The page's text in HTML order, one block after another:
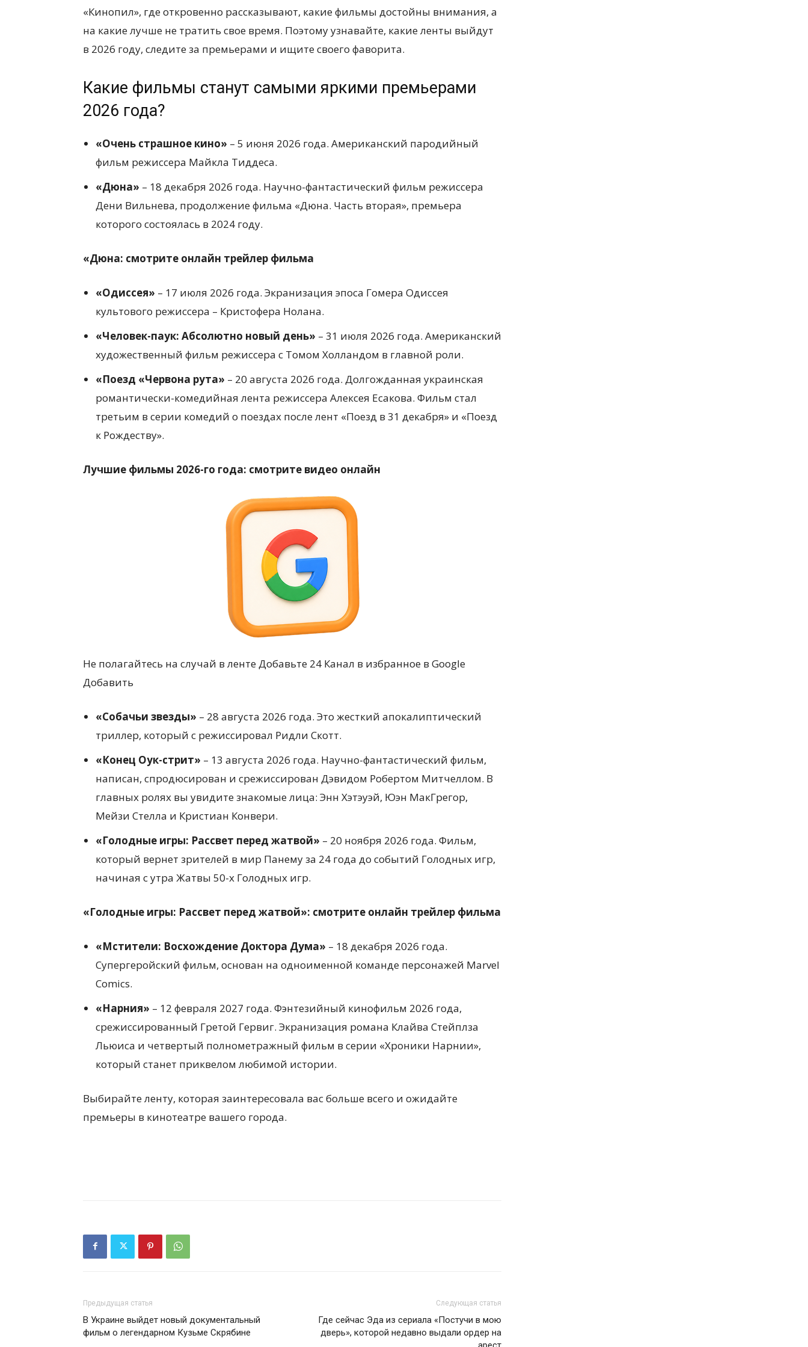
«Кинопил», где откровенно рассказывают, какие фильмы достойны внимания, а
на какие лучше не тратить свое время. Поэтому узнавайте, какие ленты выйдут
в 2026 году, следите за премьерами и ищите своего фаворита.
Какие фильмы станут самыми яркими премьерами
2026 года?
«Очень страшное кино» – 5 июня 2026 года. Американский пародийный
фильм режиссера Майкла Тиддеса.
«Дюна» – 18 декабря 2026 года. Научно-фантастический фильм режиссера
Дени Вильнева, продолжение фильма «Дюна. Часть вторая», премьера
которого состоялась в 2024 году.
«Дюна: смотрите онлайн трейлер фильма
«Одиссея» – 17 июля 2026 года. Экранизация эпоса Гомера Одиссея
культового режиссера – Кристофера Нолана.
«Человек-паук: Абсолютно новый день» – 31 июля 2026 года. Американский
художественный фильм режиссера с Томом Холландом в главной роли.
«Поезд «Червона рута» – 20 августа 2026 года. Долгожданная украинская
романтически-комедийная лента режиссера Алексея Есакова. Фильм стал
третьим в серии комедий о поездах после лент «Поезд в 31 декабря» и «Поезд
к Рождеству».
Лучшие фильмы 2026-го года: смотрите видео онлайн
Не полагайтесь на случай в ленте Добавьте 24 Канал в избранное в Google
Добавить
«Собачьи звезды» – 28 августа 2026 года. Это жесткий апокалиптический
триллер, который с режиссировал Ридли Скотт.
«Конец Оук-стрит» – 13 августа 2026 года. Научно-фантастический фильм,
написан, спродюсирован и срежиссирован Дэвидом Робертом Митчеллом. В
главных ролях вы увидите знакомые лица: Энн Хэтэуэй, Юэн МакГрегор,
Мейзи Стелла и Кристиан Конвери.
«Голодные игры: Рассвет перед жатвой» – 20 ноября 2026 года. Фильм,
который вернет зрителей в мир Панему за 24 года до событий Голодных игр,
начиная с утра Жатвы 50-х Голодных игр.
«Голодные игры: Рассвет перед жатвой»: смотрите онлайн трейлер фильма
«Мстители: Восхождение Доктора Дума» – 18 декабря 2026 года.
Супергеройский фильм, основан на одноименной команде персонажей Marvel
Comics.
«Нарния» – 12 февраля 2027 года. Фэнтезийный кинофильм 2026 года,
срежиссированный Гретой Гервиг. Экранизация романа Клайва Стейплза
Льюиса и четвертый полнометражный фильм в серии «Хроники Нарнии»,
который станет приквелом любимой истории.
Выбирайте ленту, которая заинтересовала вас больше всего и ожидайте
премьеры в кинотеатре вашего города.
Предыдущая статья
В Украине выйдет новый документальный
фильм о легендарном Кузьме Скрябине
Следующая статья
Где сейчас Эда из сериала «Постучи в мою
дверь», которой недавно выдали ордер на